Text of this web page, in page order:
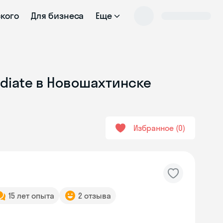
Для бизнеса Еще
в Новошахтинске
Избранное 0
15 лет опыта 2 отзыва